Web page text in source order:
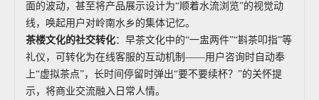
面的波动，甚至将产品展示设计为“顺着水流浏览”的视觉动
线，唤起用户对岭南水乡的集体记忆。
茶楼文化的社交转化：早茶文化中的“一盅两件”“斟茶叩指”等
礼仪，可转化为在线客服的互动机制——用户咨询时自动奉
上“虚拟茶点”，长时间停留时弹出“要不要续杯？”的关怀提
示，将商业交流融入日常人情。